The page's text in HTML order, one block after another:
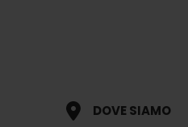
DOVE SIAMO